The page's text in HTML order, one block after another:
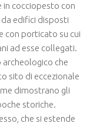
cocciopesto con
edifici disposti
con porticato su cui
ad esse collegati.
archeologico che
sito di eccezionale
dimostrano gli
storiche.
che si estende